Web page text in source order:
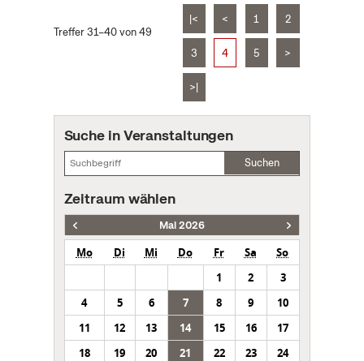
Treffer 31–40 von 49
|< < 1 2
3 4 5 >
>|
Suche in Veranstaltungen
Suchen
Zeitraum wählen
Mai 2026
Mo Di Mi Do Fr Sa
So
1
2
3
4
5 6 7 8 9
10
11
12 13 14 15 16
17
18
19 20 21 22 23
24